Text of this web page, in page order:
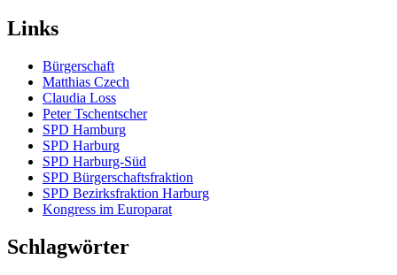
Links
Bürgerschaft
Matthias Czech
Claudia Loss
Peter Tschentscher
SPD Hamburg
SPD Harburg
SPD Harburg-Süd
SPD Bürgerschaftsfraktion
SPD Bezirksfraktion Harburg
Kongress im Europarat
Schlagwörter